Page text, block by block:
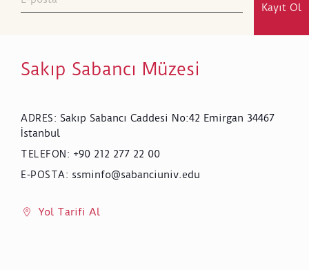
Kayıt Ol
Sakıp Sabancı Müzesi
ADRES: Sakıp Sabancı Caddesi No:42 Emirgan 34467
İstanbul
TELEFON : +90 212 277 22 00
E-POSTA: ssminfo@sabanciuniv.edu
Yol Tarifi Al